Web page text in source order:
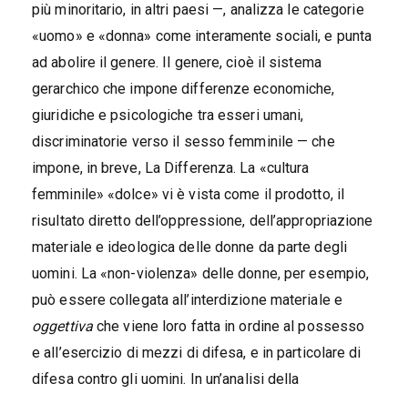
più minoritario, in altri paesi —, analizza le categorie
«uomo» e «donna» come interamente sociali, e punta
ad abolire il genere. Il genere, cioè il sistema
gerarchico che impone differenze economiche,
giuridiche e psicologiche tra esseri umani,
discriminatorie verso il sesso femminile — che
impone, in breve, La Differenza. La «cultura
femminile» «dolce» vi è vista come il prodotto, il
risultato diretto dell’oppressione, dell’appropriazione
materiale e ideologica delle donne da parte degli
uomini. La «non-violenza» delle donne, per esempio,
può essere collegata all’interdizione materiale e
oggettivache viene loro fatta in ordine al possesso
e all’esercizio di mezzi di difesa, e in particolare di
difesa contro gli uomini. In un’analisi della